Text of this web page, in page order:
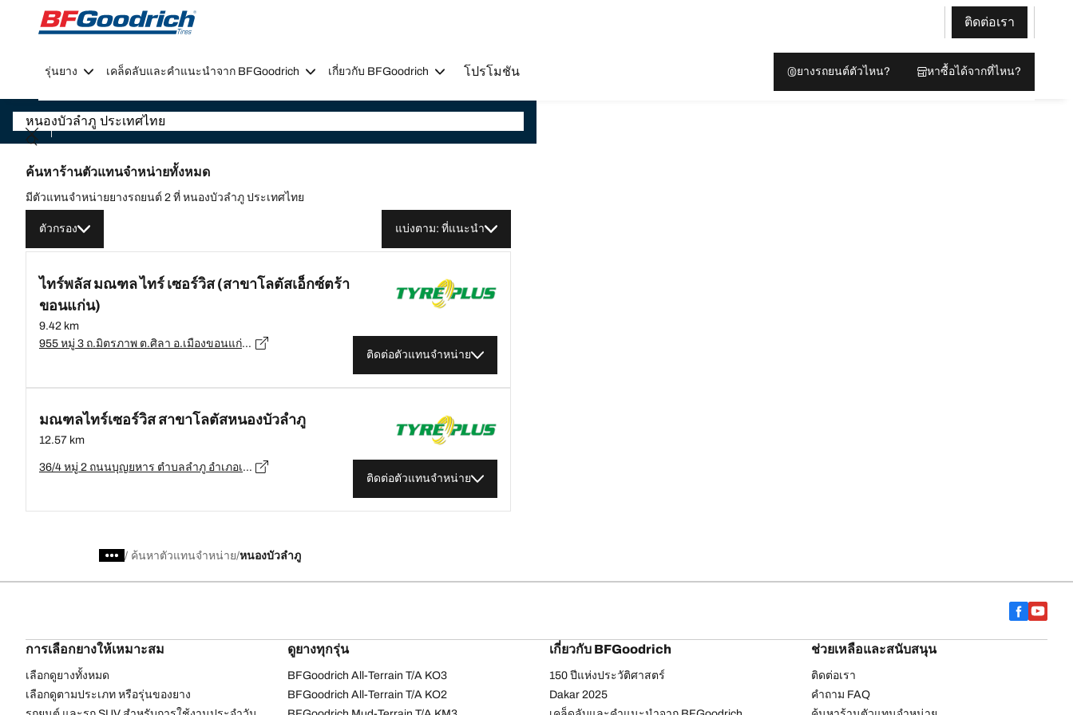
Go to page content
Go to page navigation
ติดต่อเรา
รุ่นยาง เคล็ดลับและคำแนะนำจาก BFGoodrich เกี่ยวกับ BFGoodrich โปรโมชัน ยางรถยนต์ตัวไหน? หาซื้อได้จากที่ไหน?
ค้นหาร้านตัวแทนจำหน่ายทั้งหมด
มีตัวแทนจำหน่ายยางรถยนต์ 2 ที่ หนองบัวลำภู ประเทศไทย
ตัวกรอง แบ่งตาม: ที่แนะนำ
ไทร์พลัส มณฑล ไทร์ เซอร์วิส (สาขาโลตัสเอ็กซ์ตร้า
ขอนแก่น)
9.42 km
955 หมู่ 3 ถ.มิตรภาพ ต.ศิลา อ.เมืองขอนแก่น จ.ขอนแก่น 41000, ขอนแก่น - 41000
ติดต่อตัวแทนจำหน่าย
มณฑลไทร์เซอร์วิส สาขาโลตัสหนองบัวลำภู
12.57 km
36/4 หมู่ 2 ถนนบุญยหาร ตำบลลำภู อำเภอเมืองหนองบัวลำภู, หนองบัวลำภู, หนองบัวลำภู 39000, อ.เมืองหนองบัวลำภู, หนองบัวลำภู - 39000
ติดต่อตัวแทนจำหน่าย
/ ค้นหาตัวแทนจำหน่าย หนองบัวลำภู
การเลือกยางให้เหมาะสม
เลือกดูยางทั้งหมด
เลือกดูตามประเภท หรือรุ่นของยาง
ดูยางทุกรุ่น
BFGoodrich All-Terrain T/A KO3
BFGoodrich All-Terrain T/A KO2
เกี่ยวกับ BFGoodrich
150 ปีแห่งประวัติศาสตร์
Dakar 2025
ช่วยเหลือและสนับสนุน
ติดต่อเรา
คำถาม FAQ